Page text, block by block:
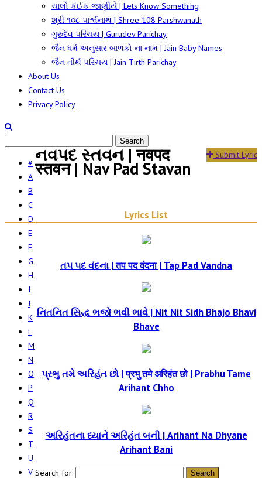
ચાલો કંઈક જાણીયે | Lets Know Something
શ્રી ૧૦૮ પાર્શ્વનાથ | Shree 108 Parshwanath
ગુરુદેવ પરિચય | Gurudev Parichay
જૈન ધર્મ અનુસાર બાળકો ના નામ | Jain Baby Names
જૈન તીર્થ પરિચય | Jain Tirth Parichay
About Us
Contact Us
Privacy Policy
#
A
B
C
D
E
F
G
H
I
J
K
L
M
N
O
P
Q
R
S
T
U
V
Submit Lyric
નવપદ સ્તવન | नवपद
स्तवन | Nav Pad Stavan
Lyrics List
તપ પદ વંદના | तप पद वंदना | Tap Pad Vandna
નિતનિત સિદ્ધ ભજો ભવી ભાવે | Nit Nit Sidh Bhajo Bhavi
Bhave
પ્રભુ તમે અરિહંત છો | प्रभु तमे अरिहंत छो | Prabhu Tame
Arihant Chho
અરિહંતના ધ્યાને અરિહંત બની | Arihant Na Dhyane
Arihant Bani
Search for: